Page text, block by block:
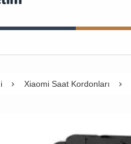
Xiaomi Saat Kordonları